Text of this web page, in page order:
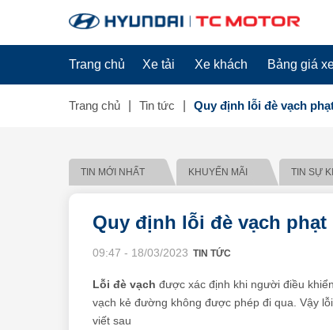
Trang chủ Xe tải Xe khách Bảng giá
Trang chủ Tin tức Quy định lỗi đè vạch
TIN MỚI NHẤT KHUYẾN MÃI TIN SỰ
Quy định lỗi đè vạch
09:47 - 18/03/2023 TIN TỨC
Lỗi đè vạch được xác định khi người điều
vạch kẻ đường không được phép đi qua. Vậy
viết sau